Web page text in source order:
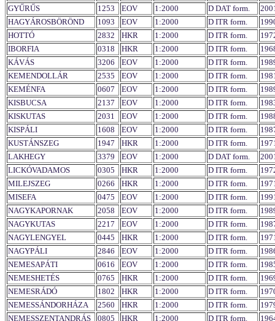
GYŰRŰS
1253 EOV 1:2000 D DAT form.
HAGYÁROSBÖRÖND
1093 EOV 1:2000 D ITR form.
HOTTÓ
2832 HKR 1:2000 D ITR form.
IBORFIA
0318 HKR 1:2000 D ITR form.
KÁVÁS
3206 EOV 1:2000 D ITR form.
KEMENDOLLÁR
2535 EOV 1:2000 D ITR form.
KEMÉNFA
0607 EOV 1:2000 D ITR form.
KISBUCSA
2137 EOV 1:2000 D ITR form.
KISKUTAS
2031 EOV 1:2000 D ITR form.
KISPÁLI
1608 EOV 1:2000 D ITR form.
KUSTÁNSZEG
1947 HKR 1:2000 D ITR form.
LAKHEGY
3379 EOV 1:2000 D DAT form.
LICKÓVADAMOS
0305 HKR 1:2000 D ITR form.
MILEJSZEG
0266 HKR 1:2000 D ITR form.
MISEFA
0475 EOV 1:2000 D ITR form.
NAGYKAPORNAK
2058 EOV 1:2000 D ITR form.
NAGYKUTAS
2217 EOV 1:2000 D ITR form.
NAGYLENGYEL
0445 HKR 1:2000 D ITR form.
NAGYPÁLI
2846 EOV 1:2000 D ITR form.
NEMESAPÁTI
0616 EOV 1:2000 D ITR form.
NEMESHETÉS
0765 HKR 1:2000 D ITR form.
NEMESRÁDÓ
1802 HKR 1:2000 D ITR form.
NEMESSÁNDORHÁZA
2560 HKR 1:2000 D ITR form.
NEMESSZENTANDRÁS
0805 HKR 1:2000 D ITR form.